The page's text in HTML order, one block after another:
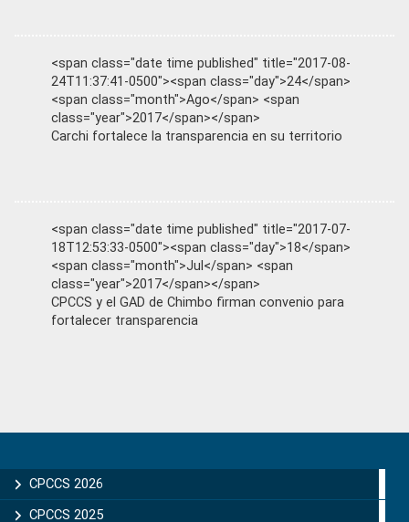
<span class="date time published" title="2017-08-
24T11:37:41-0500"><span class="day">24</span>
<span class="month">Ago</span> <span
class="year">2017</span></span>
Carchi fortalece la transparencia en su territorio
<span class="date time published" title="2017-07-
18T12:53:33-0500"><span class="day">18</span>
<span class="month">Jul</span> <span
class="year">2017</span></span>
CPCCS y el GAD de Chimbo firman convenio para
fortalecer transparencia
Sidebar
CPCCS 2026
CPCCS 2025